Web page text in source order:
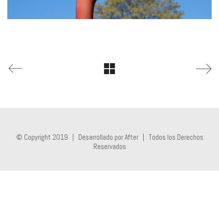
© Copyright 2019 | Desarrollado por After| Todos los Derechos
Reservados